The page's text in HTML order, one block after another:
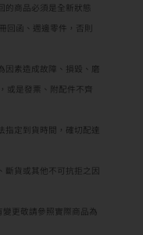
的商品必須是全新狀態
回函、週邊零件，否則
因素造成故障、損毀、磨
或是發票、附配件不齊
定到貨時間，確切配達
斷貨或其他不可抗拒之因
更敬請參照實際商品為